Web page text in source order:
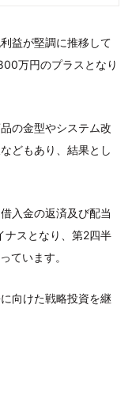
益が堅調に推移して
万円のプラスとなり
の金型やシステム改
どもあり、結果とし
入金の返済及び配当
スとなり、第2四半
ています。
向けた戦略投資を継